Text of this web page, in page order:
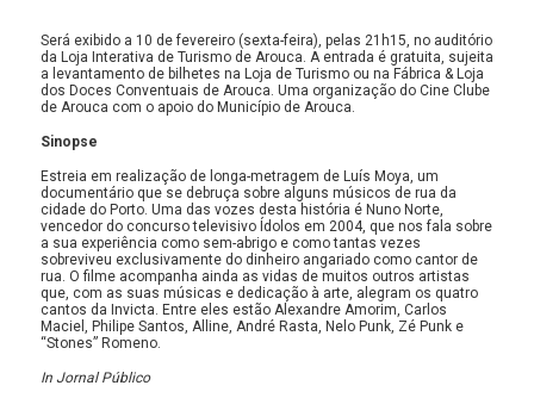
Será exibido a 10 de fevereiro (sexta-feira), pelas 21h15, no auditório
da Loja Interativa de Turismo de Arouca. A entrada é gratuita, sujeita
a levantamento de bilhetes na Loja de Turismo ou na Fábrica & Loja
dos Doces Conventuais de Arouca. Uma organização do Cine Clube
de Arouca com o apoio do Município de Arouca.
Sinopse
Estreia em realização de longa-metragem de Luís Moya, um
documentário que se debruça sobre alguns músicos de rua da
cidade do Porto. Uma das vozes desta história é Nuno Norte,
vencedor do concurso televisivo Ídolos em 2004, que nos fala sobre
a sua experiência como sem-abrigo e como tantas vezes
sobreviveu exclusivamente do dinheiro angariado como cantor de
rua. O filme acompanha ainda as vidas de muitos outros artistas
que, com as suas músicas e dedicação à arte, alegram os quatro
cantos da Invicta. Entre eles estão Alexandre Amorim, Carlos
Maciel, Philipe Santos, Alline, André Rasta, Nelo Punk, Zé Punk e
“Stones” Romeno.
In Jornal Público